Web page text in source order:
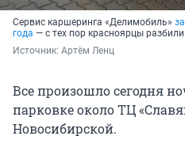
Сервис каршеринга «Делимобиль»
года — с тех пор красноярцы
Источник: Артём Ленц
Все произошло сегодня
парковке около ТЦ
Новосибирской.